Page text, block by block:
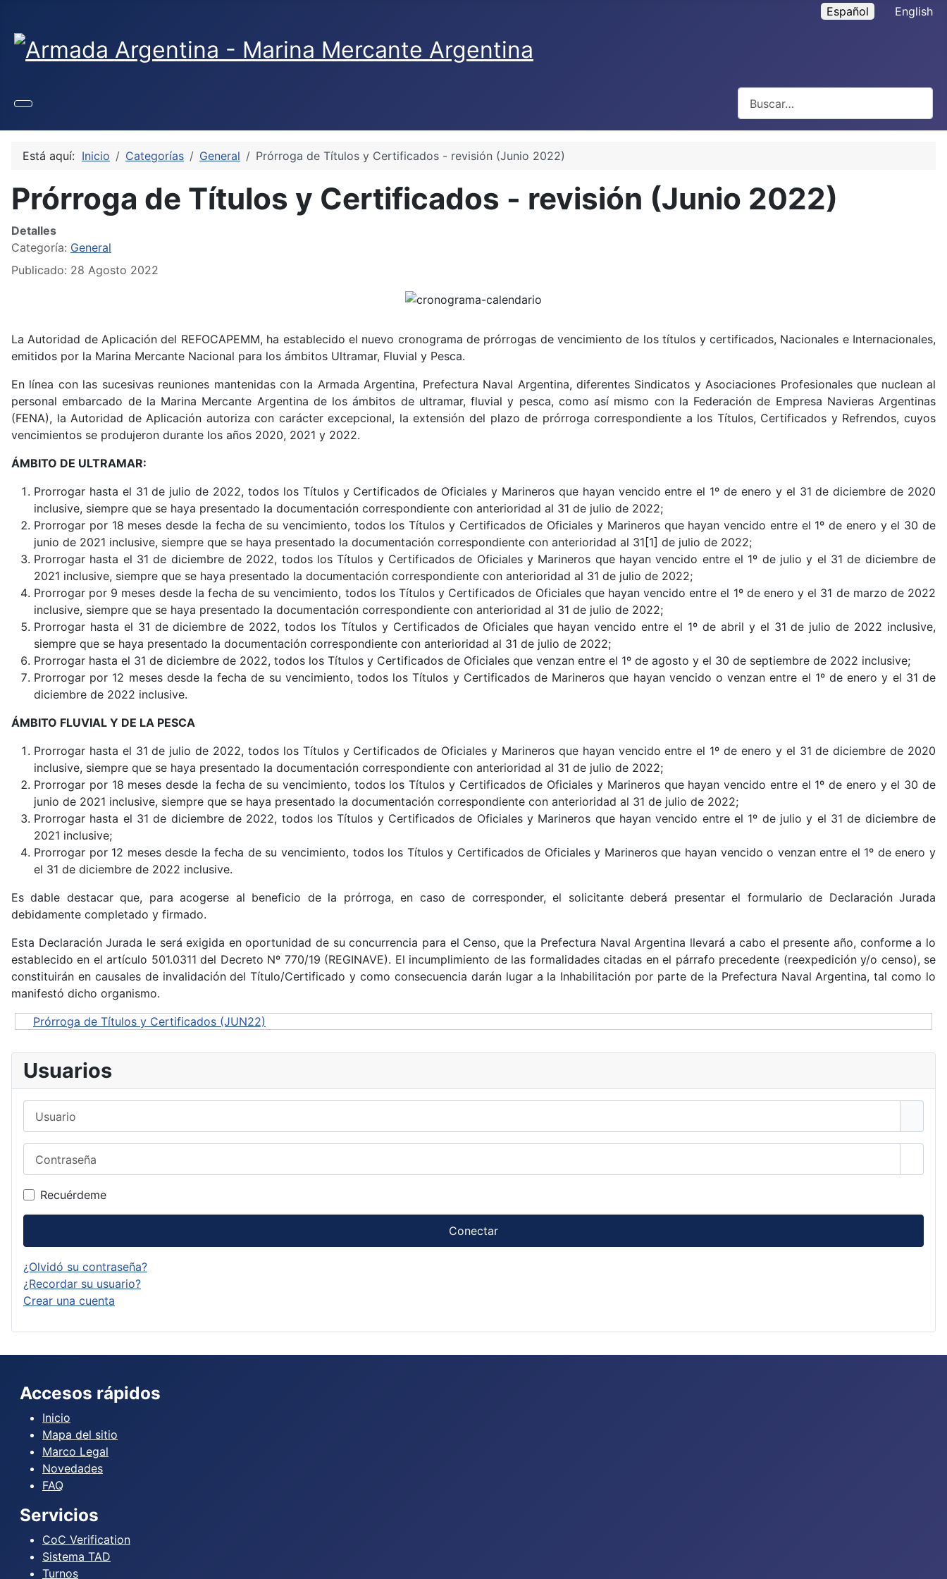
Español English
Está aquí: Inicio Categorías General Prórroga de Títulos y Certificados - revisión (Junio 2022)
Prórroga de Títulos y Certificados - revisión (Junio 2022)
Detalles
Categoría: General
Publicado: 28 Agosto 2022
La Autoridad de Aplicación del REFOCAPEMM, ha establecido el nuevo cronograma de prórrogas de vencimiento de los títulos y certificados, Nacionales e Internacionales,
emitidos por la Marina Mercante Nacional para los ámbitos Ultramar, Fluvial y Pesca.
En línea con las sucesivas reuniones mantenidas con la Armada Argentina, Prefectura Naval Argentina, diferentes Sindicatos y Asociaciones Profesionales que nuclean al
personal embarcado de la Marina Mercante Argentina de los ámbitos de ultramar, fluvial y pesca, como así mismo con la Federación de Empresa Navieras Argentinas
(FENA), la Autoridad de Aplicación autoriza con carácter excepcional, la extensión del plazo de prórroga correspondiente a los Títulos, Certificados y Refrendos, cuyos
vencimientos se produjeron durante los años 2020, 2021 y 2022.
ÁMBITO DE ULTRAMAR:
Prorrogar hasta el 31 de julio de 2022, todos los Títulos y Certificados de Oficiales y Marineros que hayan vencido entre el 1º de enero y el 31 de diciembre de 2020
inclusive, siempre que se haya presentado la documentación correspondiente con anterioridad al 31 de julio de 2022;
Prorrogar por 18 meses desde la fecha de su vencimiento, todos los Títulos y Certificados de Oficiales y Marineros que hayan vencido entre el 1º de enero y el 30 de
junio de 2021 inclusive, siempre que se haya presentado la documentación correspondiente con anterioridad al 31[1] de julio de 2022;
Prorrogar hasta el 31 de diciembre de 2022, todos los Títulos y Certificados de Oficiales y Marineros que hayan vencido entre el 1º de julio y el 31 de diciembre de
2021 inclusive, siempre que se haya presentado la documentación correspondiente con anterioridad al 31 de julio de 2022;
Prorrogar por 9 meses desde la fecha de su vencimiento, todos los Títulos y Certificados de Oficiales que hayan vencido entre el 1º de enero y el 31 de marzo de 2022
inclusive, siempre que se haya presentado la documentación correspondiente con anterioridad al 31 de julio de 2022;
Prorrogar hasta el 31 de diciembre de 2022, todos los Títulos y Certificados de Oficiales que hayan vencido entre el 1º de abril y el 31 de julio de 2022 inclusive,
siempre que se haya presentado la documentación correspondiente con anterioridad al 31 de julio de 2022;
Prorrogar hasta el 31 de diciembre de 2022, todos los Títulos y Certificados de Oficiales que venzan entre el 1º de agosto y el 30 de septiembre de 2022 inclusive;
Prorrogar por 12 meses desde la fecha de su vencimiento, todos los Títulos y Certificados de Marineros que hayan vencido o venzan entre el 1º de enero y el 31 de
diciembre de 2022 inclusive.
ÁMBITO FLUVIAL Y DE LA PESCA
Prorrogar hasta el 31 de julio de 2022, todos los Títulos y Certificados de Oficiales y Marineros que hayan vencido entre el 1º de enero y el 31 de diciembre de 2020
inclusive, siempre que se haya presentado la documentación correspondiente con anterioridad al 31 de julio de 2022;
Prorrogar por 18 meses desde la fecha de su vencimiento, todos los Títulos y Certificados de Oficiales y Marineros que hayan vencido entre el 1º de enero y el 30 de
junio de 2021 inclusive, siempre que se haya presentado la documentación correspondiente con anterioridad al 31 de julio de 2022;
Prorrogar hasta el 31 de diciembre de 2022, todos los Títulos y Certificados de Oficiales y Marineros que hayan vencido entre el 1º de julio y el 31 de diciembre de
2021 inclusive;
Prorrogar por 12 meses desde la fecha de su vencimiento, todos los Títulos y Certificados de Oficiales y Marineros que hayan vencido o venzan entre el 1º de enero y
el 31 de diciembre de 2022 inclusive.
Es dable destacar que, para acogerse al beneficio de la prórroga, en caso de corresponder, el solicitante deberá presentar el formulario de Declaración Jurada
debidamente completado y firmado.
Esta Declaración Jurada le será exigida en oportunidad de su concurrencia para el Censo, que la Prefectura Naval Argentina llevará a cabo el presente año, conforme a lo
establecido en el artículo 501.0311 del Decreto Nº 770/19 (REGINAVE). El incumplimiento de las formalidades citadas en el párrafo precedente (reexpedición y/o censo), se
constituirán en causales de invalidación del Título/Certificado y como consecuencia darán lugar a la Inhabilitación por parte de la Prefectura Naval Argentina, tal como lo
manifestó dicho organismo.
Prórroga de Títulos y Certificados (JUN22)
Usuarios
Recuérdeme
Conectar
¿Olvidó su contraseña?
¿Recordar su usuario?
Crear una cuenta
Accesos rápidos
Inicio
Mapa del sitio
Marco Legal
Novedades
FAQ
Servicios
CoC Verification
Sistema TAD
Turnos